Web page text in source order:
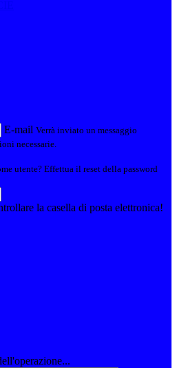
E-mail Verrà inviato un messaggio
necessarie.
utente? Effettua il reset della password
la casella di posta elettronica!